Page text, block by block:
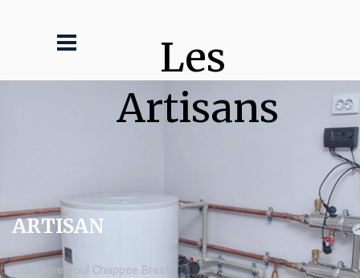
Les
Artisans
ARTISAN
chaudière fioul Chappee Brest